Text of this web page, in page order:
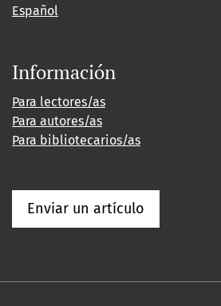
Español
Información
Para lectores/as
Para autores/as
Para bibliotecarios/as
Enviar un artículo